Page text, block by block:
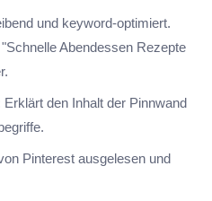
und keyword-optimiert.
Abendessen Rezepte
Erklärt den Inhalt der Pinnwand
Pinterest ausgelesen und